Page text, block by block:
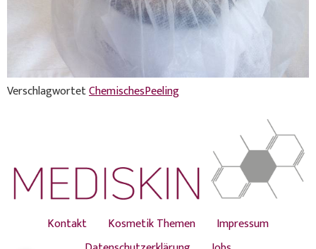
VerschlagwortetChemischesPeeling
Kontakt Kosmetik Themen
Impressum